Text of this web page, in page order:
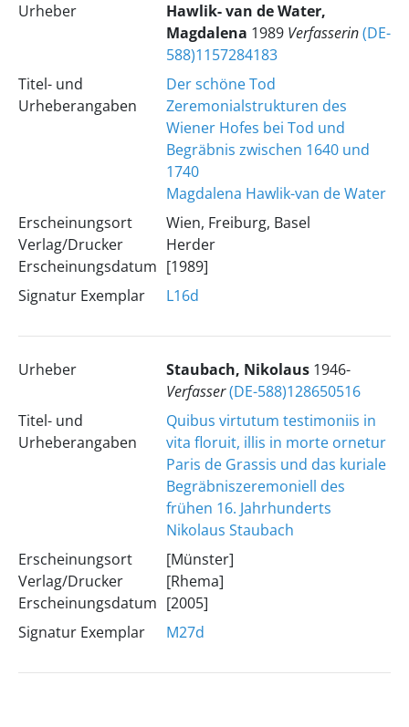
Urheber
Hawlik- van de Water,
Magdalena 1989 Verfasserin(DE-
588)1157284183
Titel- und
Urheberangaben
Der schöne Tod
Zeremonialstrukturen des
Wiener Hofes bei Tod und
Begräbnis zwischen 1640 und
1740
Magdalena Hawlik-van de Water
Erscheinungsort
Verlag/Drucker
Erscheinungsdatum
Wien, Freiburg, Basel
Herder
[1989]
Signatur Exemplar
L16d
Urheber Staubach, Nikolaus 1946-
Verfasser(DE-588)128650516
Titel- und
Urheberangaben
Quibus virtutum testimoniis in
vita floruit, illis in morte ornetur
Paris de Grassis und das kuriale
Begräbniszeremoniell des
frühen 16. Jahrhunderts
Nikolaus Staubach
Erscheinungsort
Verlag/Drucker
Erscheinungsdatum
[Münster]
[Rhema]
[2005]
Signatur Exemplar
M27d